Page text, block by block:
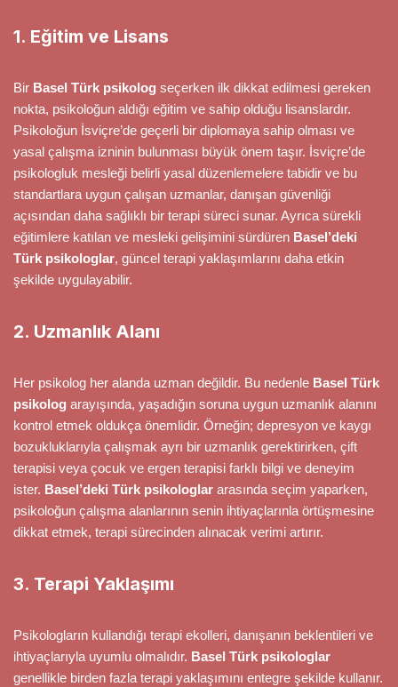
1. Eğitim ve Lisans
Bir Basel Türk psikolog seçerken ilk dikkat edilmesi gereken
nokta, psikoloğun aldığı eğitim ve sahip olduğu lisanslardır.
Psikoloğun İsviçre’de geçerli bir diplomaya sahip olması ve
yasal çalışma izninin bulunması büyük önem taşır. İsviçre’de
psikologluk mesleği belirli yasal düzenlemelere tabidir ve bu
standartlara uygun çalışan uzmanlar, danışan güvenliği
açısından daha sağlıklı bir terapi süreci sunar. Ayrıca sürekli
eğitimlere katılan ve mesleki gelişimini sürdüren Basel’deki
Türk psikologlar, güncel terapi yaklaşımlarını daha etkin
şekilde uygulayabilir.
2. Uzmanlık Alanı
Her psikolog her alanda uzman değildir. Bu nedenle Basel Türk
psikolog arayışında, yaşadığın soruna uygun uzmanlık alanını
kontrol etmek oldukça önemlidir. Örneğin; depresyon ve kaygı
bozukluklarıyla çalışmak ayrı bir uzmanlık gerektirirken, çift
terapisi veya çocuk ve ergen terapisi farklı bilgi ve deneyim
ister. Basel’deki Türk psikologlar arasında seçim yaparken,
psikoloğun çalışma alanlarının senin ihtiyaçlarınla örtüşmesine
dikkat etmek, terapi sürecinden alınacak verimi artırır.
3. Terapi Yaklaşımı
Psikologların kullandığı terapi ekolleri, danışanın beklentileri ve
ihtiyaçlarıyla uyumlu olmalıdır. Basel Türk psikologlar
genellikle birden fazla terapi yaklaşımını entegre şekilde kullanır.